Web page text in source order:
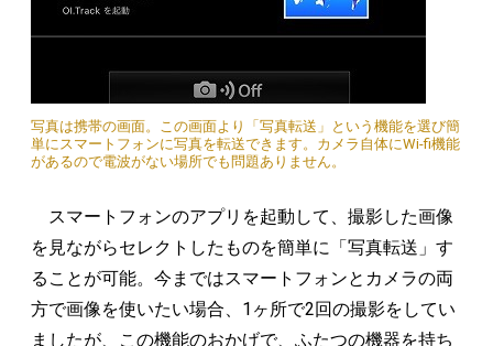
写真は携帯の画面。この画面より「写真転送」という機能を選び簡
単にスマートフォンに写真を転送できます。カメラ自体にWi-fi機能
があるので電波がない場所でも問題ありません。
スマートフォンのアプリを起動して、撮影した画像
を見ながらセレクトしたものを簡単に「写真転送」す
ることが可能。今まではスマートフォンとカメラの両
方で画像を使いたい場合、1ヶ所で2回の撮影をしてい
ましたが、この機能のおかげで、ふたつの機器を持ち